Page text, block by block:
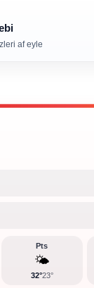
af eyle
Pts
🌤️
32°23°